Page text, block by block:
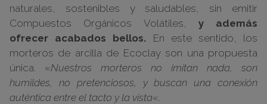
naturales, sostenibles y saludables, sin emitir
Compuestos Orgánicos Volátiles, y además
ofrecer acabados bellos. En este sentido, los
morteros de arcilla de Ecoclay son una propuesta
única. «Nuestros morteros no imitan nada, son
humildes, no pretenciosos, y buscan una conexión
auténtica entre el tacto y la vista«.